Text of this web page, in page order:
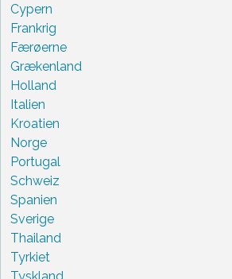
Cypern
Frankrig
Færøerne
Grækenland
Holland
Italien
Kroatien
Norge
Portugal
Schweiz
Spanien
Sverige
Thailand
Tyrkiet